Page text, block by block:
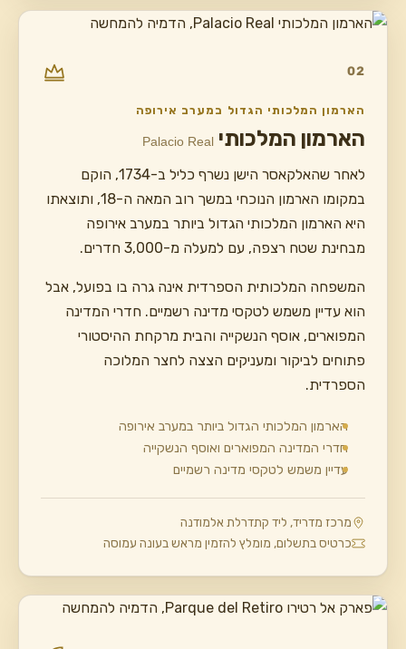
02
הארמון המלכותי הגדול במערב אירופה
הארמון המלכותי Palacio Real
לאחר שהאלקאסר הישן נשרף כליל ב-1734, הוקם
במקומו הארמון הנוכחי במשך רוב המאה ה-18, ותוצאתו
היא הארמון המלכותי הגדול ביותר במערב אירופה
מבחינת שטח רצפה, עם למעלה מ-3,000 חדרים.
המשפחה המלכותית הספרדית אינה גרה בו בפועל, אבל
הוא עדיין משמש לטקסי מדינה רשמיים. חדרי המדינה
המפוארים, אוסף הנשקייה והבית מרקחת ההיסטורי
פתוחים לביקור ומעניקים הצצה לחצר המלוכה
הספרדית.
הארמון המלכותי הגדול ביותר במערב אירופה
חדרי המדינה המפוארים ואוסף הנשקייה
עדיין משמש לטקסי מדינה רשמיים
מרכז מדריד, ליד קתדרלת אלמודנה
כרטיס בתשלום, מומלץ להזמין מראש בעונה עמוסה